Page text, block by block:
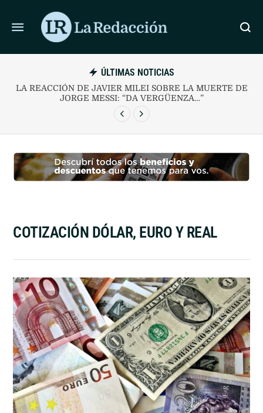
ÚLTIMAS NOTICIAS
LA REACCIÓN DE JAVIER MILEI SOBRE LA MUERTE DE
JORGE MESSI: “DA VERGÜENZA…”
COTIZACIÓN DÓLAR, EURO Y REAL